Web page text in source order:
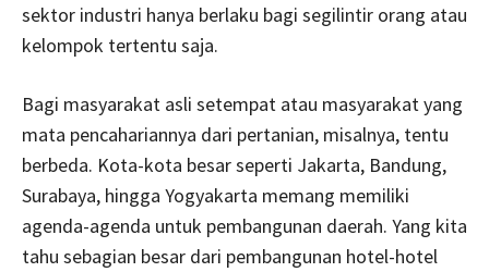
sektor industri hanya berlaku bagi segilintir orang atau
kelompok tertentu saja.
Bagi masyarakat asli setempat atau masyarakat yang
mata pencahariannya dari pertanian, misalnya, tentu
berbeda. Kota-kota besar seperti Jakarta, Bandung,
Surabaya, hingga Yogyakarta memang memiliki
agenda-agenda untuk pembangunan daerah. Yang kita
tahu sebagian besar dari pembangunan hotel-hotel